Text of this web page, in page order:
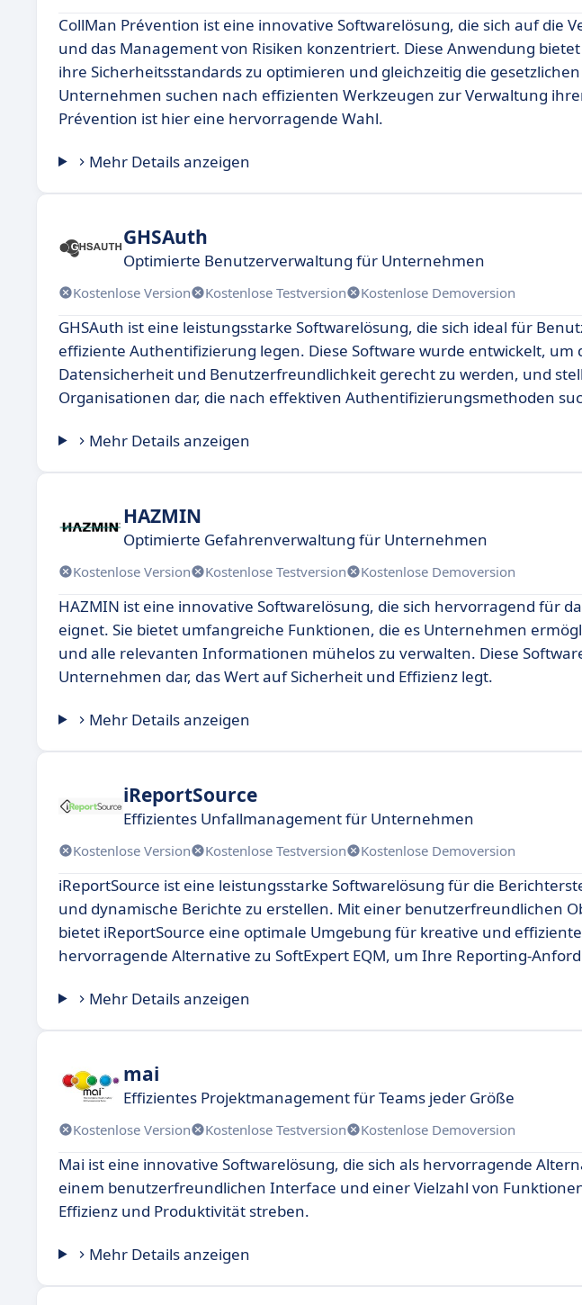
CollMan Prévention ist eine innovative Softwarelösung, die sich auf die
und das Management von Risiken konzentriert. Diese Anwendung
ihre Sicherheitsstandards zu optimieren und gleichzeitig die
Unternehmen suchen nach effizienten Werkzeugen zur Verwaltung
Prévention ist hier eine hervorragende Wahl.
Mehr Details anzeigen
GHSAuth
Optimierte Benutzerverwaltung für Unternehmen
Kostenlose Version Kostenlose Testversion Kostenlose Demoversion
GHSAuth ist eine leistungsstarke Softwarelösung, die sich ideal für
effiziente Authentifizierung legen. Diese Software wurde entwickelt,
Datensicherheit und Benutzerfreundlichkeit gerecht zu werden, und
Organisationen dar, die nach effektiven Authentifizierungsmethoden
Mehr Details anzeigen
HAZMIN
Optimierte Gefahrenverwaltung für Unternehmen
Kostenlose Version Kostenlose Testversion Kostenlose Demoversion
HAZMIN ist eine innovative Softwarelösung, die sich hervorragend für
eignet. Sie bietet umfangreiche Funktionen, die es Unternehmen
und alle relevanten Informationen mühelos zu verwalten. Diese
Unternehmen dar, das Wert auf Sicherheit und Effizienz legt.
Mehr Details anzeigen
iReportSource
Effizientes Unfallmanagement für Unternehmen
Kostenlose Version Kostenlose Testversion Kostenlose Demoversion
iReportSource ist eine leistungsstarke Softwarelösung für die
und dynamische Berichte zu erstellen. Mit einer benutzerfreundlichen
bietet iReportSource eine optimale Umgebung für kreative und
hervorragende Alternative zu SoftExpert EQM, um Ihre Reporting-
Mehr Details anzeigen
mai
Effizientes Projektmanagement für Teams jeder Größe
Kostenlose Version Kostenlose Testversion Kostenlose Demoversion
Mai ist eine innovative Softwarelösung, die sich als hervorragende
einem benutzerfreundlichen Interface und einer Vielzahl von
Effizienz und Produktivität streben.
Mehr Details anzeigen